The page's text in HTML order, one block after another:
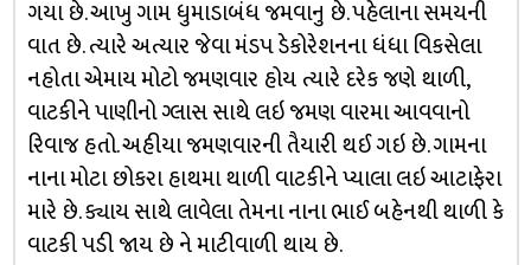
ગયા છે. આખુ ગામ ધુમાડાબંધ જમવાનુ છે. પહેલાના સમયની
વાત છે. ત્યારે અત્યાર જેવા મંડપ ડેકોરેશનના ધંધા વિકસેલા
નહોતા એમાય મોટો જમણવાર હોય ત્યારે દરેક જણે થાળી,
વાટકીને પાણીનો ગ્લાસ સાથે લઇ જમણ વારમા આવવાનો
રિવાજ હતો. અહીયા જમણવારની તૈયારી થઈ ગઇ છે. ગામના
નાના મોટા છોકરા હાથમા થાળી વાટકીને પ્યાલા લઇ આટાફેરા
મારે છે. ક્યાય સાથે લાવેલા તેમના નાના ભાઈ બહેનથી થાળી કે
વાટકી પડી જાય છે ને માટીવાળી થાય છે.